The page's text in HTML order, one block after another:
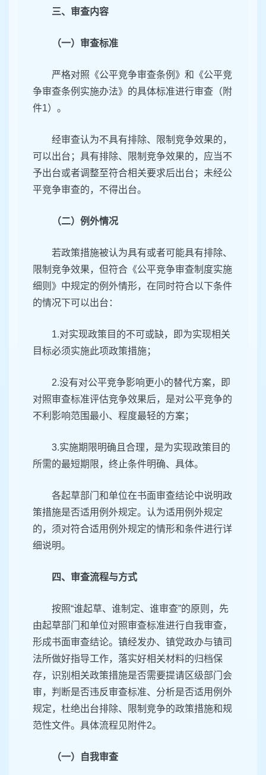
三、审查内容
（一）审查标准
严格对照《公平竞争审查条例》和《公平竞
争审查条例实施办法》的具体标准进行审查（附
件1）。
经审查认为不具有排除、限制竞争效果的，
可以出台；具有排除、限制竞争效果的，应当不
予出台或者调整至符合相关要求后出台；未经公
平竞争审查的，不得出台。
（二）例外情况
若政策措施被认为具有或者可能具有排除、
限制竞争效果，但符合《公平竞争审查制度实施
细则》中规定的例外情形，在同时符合以下条件
的情况下可以出台：
1.对实现政策目的不可或缺，即为实现相关
目标必须实施此项政策措施；
2.没有对公平竞争影响更小的替代方案，即
对照审查标准评估竞争效果后，是对公平竞争的
不利影响范围最小、程度最轻的方案；
3.实施期限明确且合理，是为实现政策目的
所需的最短期限，终止条件明确、具体。
各起草部门和单位在书面审查结论中说明政
策措施是否适用例外规定。认为适用例外规定
的，须对符合适用例外规定的情形和条件进行详
细说明。
四、审查流程与方式
按照“谁起草、谁制定、谁审查”的原则，先
由起草部门和单位对照审查标准进行自我审查，
形成书面审查结论。镇经发办、镇党政办与镇司
法所做好指导工作，落实好相关材料的归档保
存，识别相关政策措施是否需要提请区级部门会
审，判断是否违反审查标准、分析是否适用例外
规定，杜绝出台排除、限制竞争的政策措施和规
范性文件。具体流程见附件2。
（一）自我审查